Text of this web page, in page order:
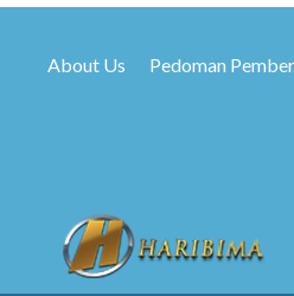
About Us Pedoman